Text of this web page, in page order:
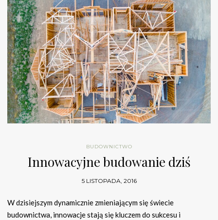
BUDOWNICTWO
Innowacyjne budowanie dziś
5 LISTOPADA, 2016
W dzisiejszym dynamicznie zmieniającym się świecie
budownictwa, innowacje stają się kluczem do sukcesu i